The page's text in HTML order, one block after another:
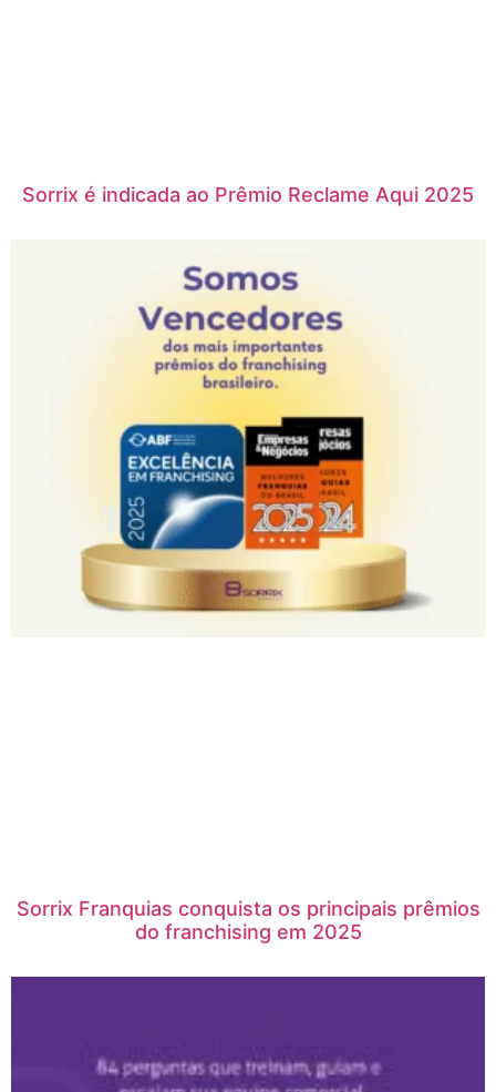
Sorrix é indicada ao Prêmio Reclame Aqui 2025
Sorrix Franquias conquista os principais prêmios
do franchising em 2025